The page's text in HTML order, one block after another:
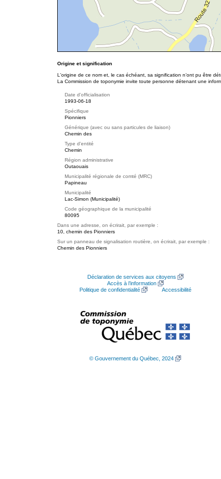
Origine et signification
L'origine de ce nom et, le cas échéant, sa signification n’ont pu être
La Commission de toponymie invite toute personne détenant une
Date d'officialisation
1993-06-18
Spécifique
Pionniers
Générique (avec ou sans particules de liaison)
Chemin des
Type d'entité
Chemin
Région administrative
Outaouais
Municipalité régionale de comté (MRC)
Papineau
Municipalité
Lac-Simon (Municipalité)
Code géographique de la municipalité
80095
Dans une adresse, on écrirait, par exemple :
10, chemin des Pionniers
Sur un panneau de signalisation routière, on écrirait, par exemple :
Chemin des Pionniers
Déclaration de services aux citoyens
Accès à l’information
Politique de confidentialité
Accessibilité
© Gouvernement du Québec, 2024